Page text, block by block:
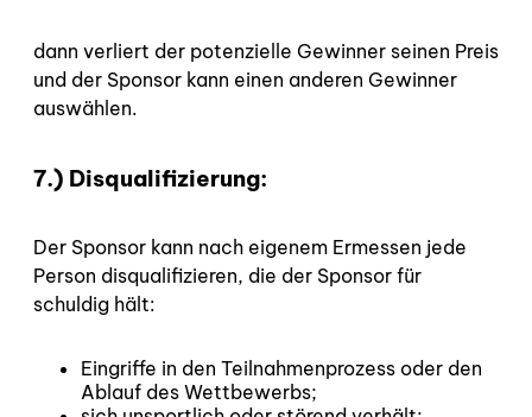
dann verliert der potenzielle Gewinner seinen Preis
und der Sponsor kann einen anderen Gewinner
auswählen.
7.) Disqualifizierung:
Der Sponsor kann nach eigenem Ermessen jede
Person disqualifizieren, die der Sponsor für
schuldig hält:
Eingriffe in den Teilnahmenprozess oder den
Ablauf des Wettbewerbs;